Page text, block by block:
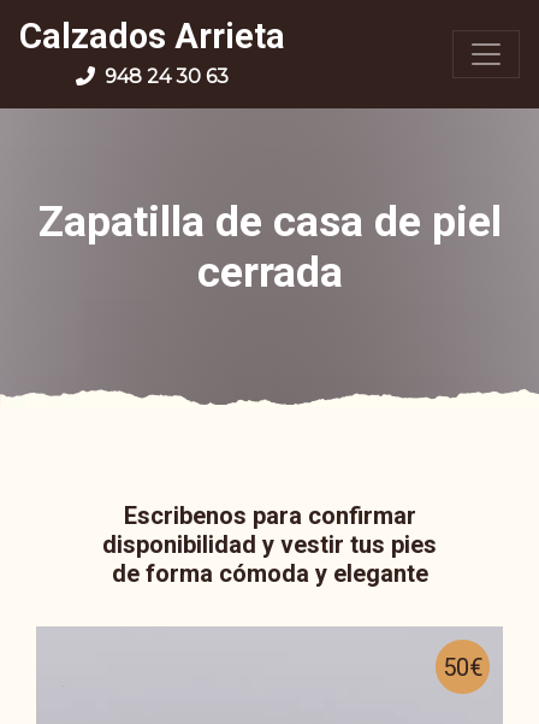
Calzados Arrieta
948 24 30 63
Zapatilla de casa de piel
cerrada
Escribenos para confirmar
disponibilidad y vestir tus pies
de forma cómoda y elegante
50€